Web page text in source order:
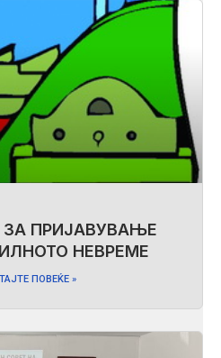
ЗА ПРИЈАВУВАЊЕ
НЕВРЕМЕ
ПОВЕЌЕ »